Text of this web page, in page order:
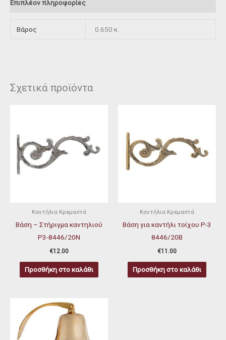
Επιπλέον πληροφορίες
Βάρος 0.650 κ.
Σχετικά προϊόντα
Καντήλια Κρεμαστά
Βάση – Στήριγμα καντηλιού
P3-8446/20N
€12.00
Προσθήκη στο καλάθι
Καντήλια Κρεμαστά
Βάση για καντήλι τοίχου P-3
8446/20B
€11.00
Προσθήκη στο καλάθι